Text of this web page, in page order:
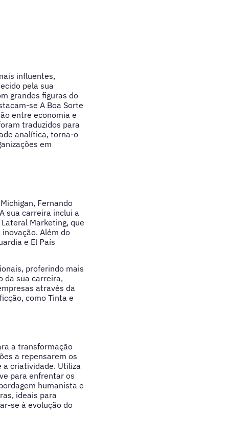
influentes,
pela sua
grandes figuras do
se A Boa Sorte
entre economia e
traduzidos para
analítica, torna-o
em
Fernando
sua carreira inclui a
Marketing, que
Além do
e El País
proferindo mais
da sua carreira,
através da
como Tinta e
a transformação
a repensarem os
a criatividade. Utiliza
para enfrentar os
humanista e
ideais para
se à evolução do